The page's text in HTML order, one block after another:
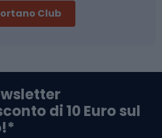
escursionismo
Club
di 10 Euro sul